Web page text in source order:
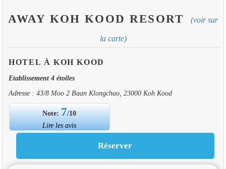
AWAY KOH KOOD RESORT (voir sur
la carte)
HOTEL À KOH KOOD
Etablissement 4 étoiles
Adresse : 43/8 Moo 2 Baan Klongchao, 23000 Koh Kood
Note: 7/10
Lire les avis